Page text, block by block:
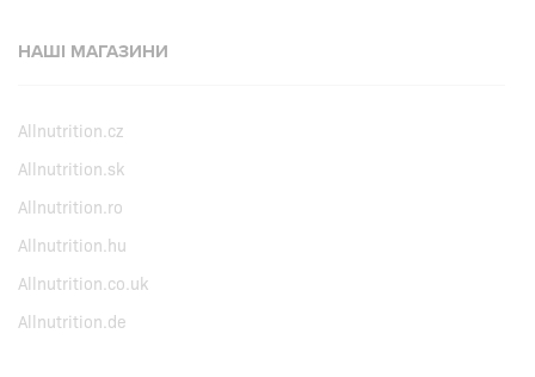
НАШІ МАГАЗИНИ
Allnutrition.cz
Allnutrition.sk
Allnutrition.ro
Allnutrition.hu
Allnutrition.co.uk
Allnutrition.de